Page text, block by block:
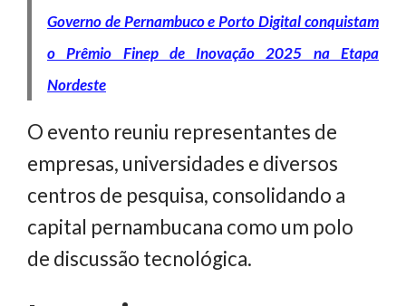
Governo de Pernambuco e Porto Digital conquistam
o Prêmio Finep de Inovação 2025 na Etapa
Nordeste
O evento reuniu representantes de
empresas, universidades e diversos
centros de pesquisa, consolidando a
capital pernambucana como um polo
de discussão tecnológica.